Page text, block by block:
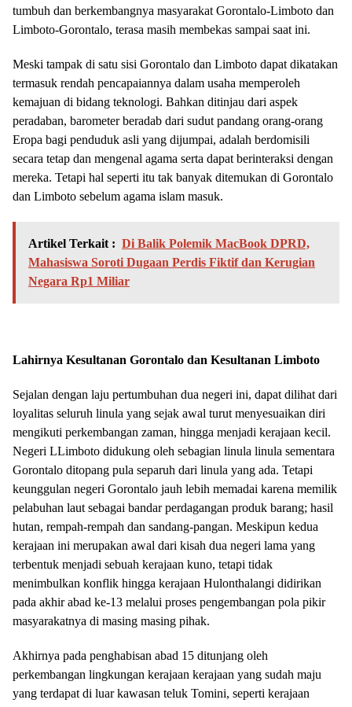
tumbuh dan berkembangnya masyarakat Gorontalo-Limboto dan
Limboto-Gorontalo, terasa masih membekas sampai saat ini.
Meski tampak di satu sisi Gorontalo dan Limboto dapat dikatakan
termasuk rendah pencapaiannya dalam usaha memperoleh
kemajuan di bidang teknologi. Bahkan ditinjau dari aspek
peradaban, barometer beradab dari sudut pandang orang-orang
Eropa bagi penduduk asli yang dijumpai, adalah berdomisili
secara tetap dan mengenal agama serta dapat berinteraksi dengan
mereka. Tetapi hal seperti itu tak banyak ditemukan di Gorontalo
dan Limboto sebelum agama islam masuk.
Artikel Terkait : Di Balik Polemik MacBook DPRD,
Mahasiswa Soroti Dugaan Perdis Fiktif dan Kerugian
Negara Rp1 Miliar
Lahirnya Kesultanan Gorontalo dan Kesultanan Limboto
Sejalan dengan laju pertumbuhan dua negeri ini, dapat dilihat dari
loyalitas seluruh linula yang sejak awal turut menyesuaikan diri
mengikuti perkembangan zaman, hingga menjadi kerajaan kecil.
Negeri LLimboto didukung oleh sebagian linula linula sementara
Gorontalo ditopang pula separuh dari linula yang ada. Tetapi
keunggulan negeri Gorontalo jauh lebih memadai karena memilik
pelabuhan laut sebagai bandar perdagangan produk barang; hasil
hutan, rempah-rempah dan sandang-pangan. Meskipun kedua
kerajaan ini merupakan awal dari kisah dua negeri lama yang
terbentuk menjadi sebuah kerajaan kuno, tetapi tidak
menimbulkan konflik hingga kerajaan Hulonthalangi didirikan
pada akhir abad ke-13 melalui proses pengembangan pola pikir
masyarakatnya di masing masing pihak.
Akhirnya pada penghabisan abad 15 ditunjang oleh
perkembangan lingkungan kerajaan kerajaan yang sudah maju
yang terdapat di luar kawasan teluk Tomini, seperti kerajaan